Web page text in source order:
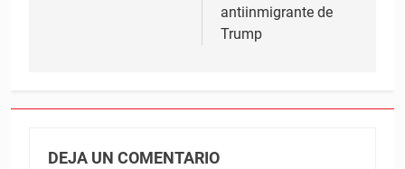
antiinmigrante de
Trump
DEJA UN COMENTARIO